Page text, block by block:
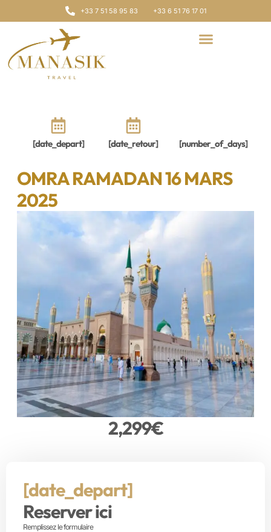
+33 7 51 58 95 83 +33 6 51 76 17 01
[date_depart] [date_retour] [number_of_days]
OMRA RAMADAN 16 MARS
2025
2,299€
[date_depart]
Reserver ici
Remplissez le formulaire